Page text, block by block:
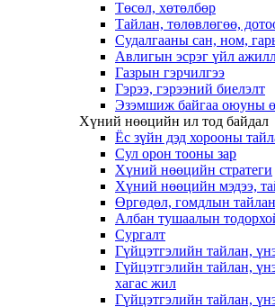
Төсөл, хөтөлбөр
Тайлан, төлөвлөгөө,
Судалгааны сан, ном,
Авлигын эсрэг үйл
Газрын гэрчилгээ
Гэрээ, гэрээний биелэлт
Эзэмшиж байгаа оюуны
Хүний нөөцийн ил тод байдал
Ёс зүйн дэд хорооны
Сул орон тооны зар
Хүний нөөцийн стратеги
Хүний нөөцийн мэдээ,
Өргөдөл, гомдлын тайлан
Албан тушаалын
Сургалт
Гүйцэтгэлийн тайлан,
Гүйцэтгэлийн тайлан,
хагас жил
Гүйцэтгэлийн тайлан,